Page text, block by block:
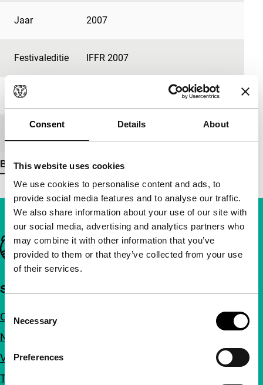
Consent Details About
This website uses cookies
We use cookies to personalise content and ads, to
provide social media features and to analyse our traffic.
We also share information about your use of our site with
our social media, advertising and analytics partners who
may combine it with other information that you’ve
provided to them or that they’ve collected from your use
of their services.
Selection
Necessary
Preferences
Jaar 2007
Festivaleditie IFFR 2007
Lengte
Bekijk meer details
Belangrijke links
Snel naar
Over ons
Nieuwsbrieven
Veelgestelde vragen
Toegankelijkheid